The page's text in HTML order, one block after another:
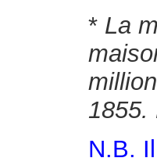
* La
1855.
N.B.